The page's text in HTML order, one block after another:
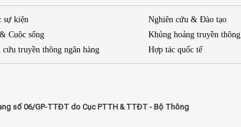
sự kiện
Nghiên cứu & Đào tạo
Cuộc sống
Khủng hoảng truyền thông
cứu truyền thông ngân hàng Hợp tác quốc tế
số 06/GP-TTĐT do Cục PTTH & TTĐT - Bộ Thông